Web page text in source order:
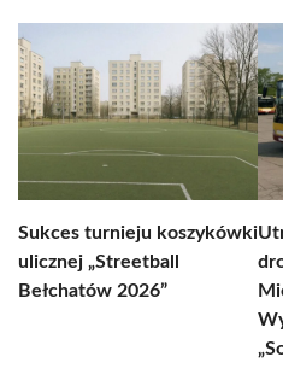
Sukces turnieju koszykówki
ulicznej „Streetball
Bełchatów 2026”